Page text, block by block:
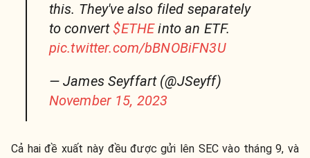
this. They've also filed separately
to convert$ETHEinto an ETF.
pic.twitter.com/bBNOBiFN3U
— James Seyffart (@JSeyff)
November 15, 2023
Cả hai đề xuất này đều được gửi lên SEC vào tháng 9, và